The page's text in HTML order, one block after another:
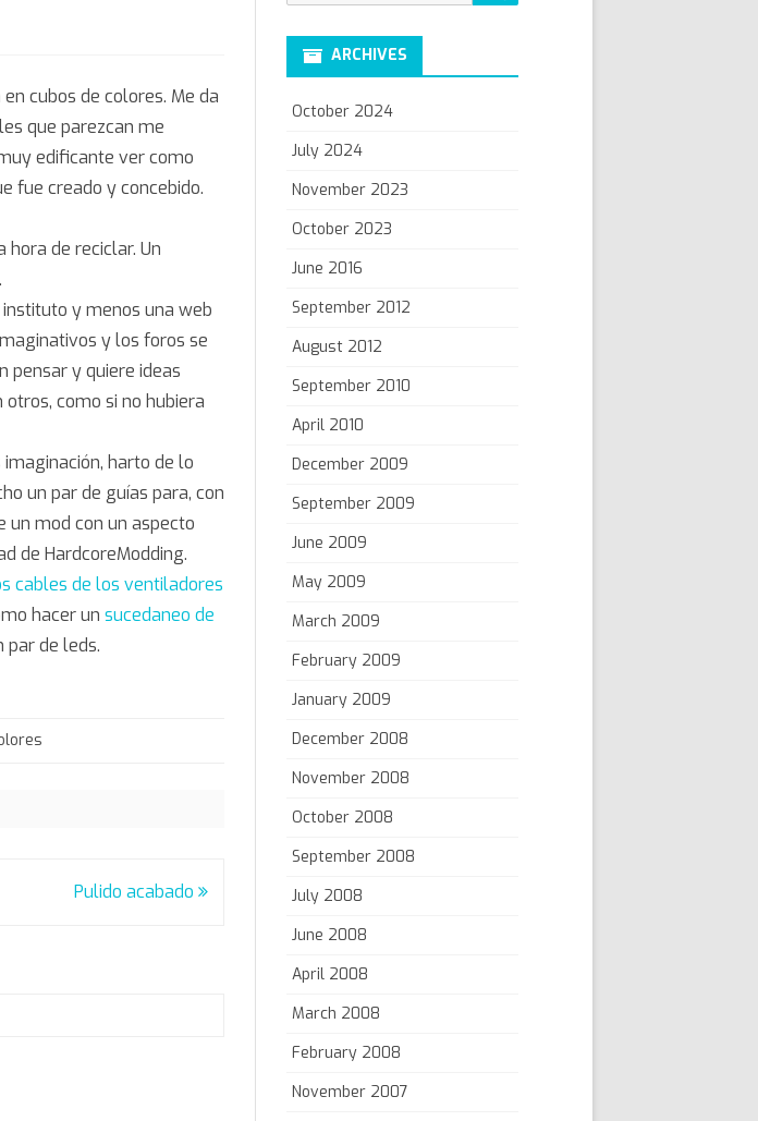
cubos de colores. Me da
que parezcan me
edificante ver como
fue creado y concebido.
de reciclar. Un
y menos una web
y los foros se
pensar y quiere ideas
como si no hubiera
harto de lo
un par de guías para, con
mod con un aspecto
de HardcoreModding.
cables de los ventiladores
hacer un sucedaneo de
de leds.
Pulido acabado
for:
ARCHIVES
October 2024
July 2024
November 2023
October 2023
June 2016
September 2012
August 2012
September 2010
April 2010
December 2009
September 2009
June 2009
May 2009
March 2009
February 2009
January 2009
December 2008
November 2008
October 2008
September 2008
July 2008
June 2008
April 2008
March 2008
February 2008
November 2007